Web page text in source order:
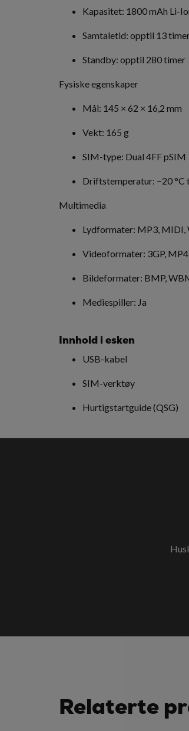
Kapasitet: 1800 mAh Li-
Samtaletid: opptil 13
Standby: opptil 280 timer
Fysiske egenskaper
Mål: 145 × 62 × 16,2 mm
Vekt: 165 g
SIM-type: Dual 4FF pSIM
Driftstemperatur: −20 °C
Multimedia
Lydformater: MP3, MIDI,
Videoformater: 3GP,
Bildeformater: BMP,
Mediespiller: Ja
Innhold i esken
USB-kabel
SIM-verktøy
Hurtigstartguide (QSG)
Relaterte